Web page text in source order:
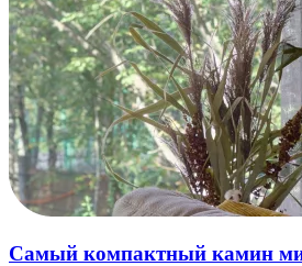
Самый компактный камин